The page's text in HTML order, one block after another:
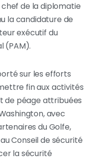
chef de la diplomatie
la candidature de
exécutif du
(PAM).
sur les efforts
fin aux activités
de péage attribuées
avec
du Golfe,
Conseil de sécurité
la sécurité